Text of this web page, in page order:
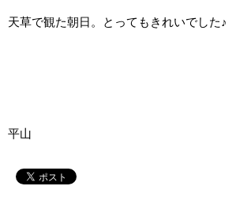
天草で観た朝日。とってもきれいでした♪
平山